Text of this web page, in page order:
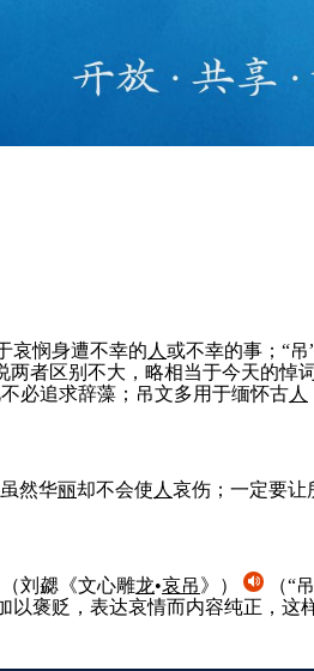
哀悯身遭不幸的 人 或不幸的事；“
两者区别不大，略相当于今天的悼
必追求辞藻；吊文多用于缅怀古人
然华丽却不会使 人 哀伤；一定要让
（刘勰《文心雕龙•哀吊》） （“
褒贬，表达哀情而内容纯正，这